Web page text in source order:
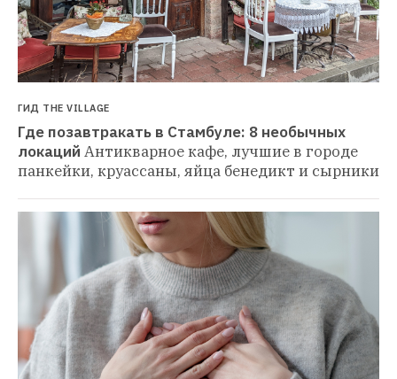
ГИД THE VILLAGE
Где позавтракать в Стамбуле: 8 необычных
локаций Антикварное кафе, лучшие в городе
панкейки, круассаны, яйца бенедикт и сырники